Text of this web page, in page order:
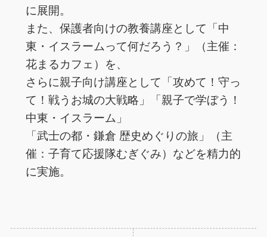
に展開。
また、保護者向けの教養講座として「中
東・イスラームって何だろう？」（主催：
花まるカフェ）を、
さらに親子向け講座として「攻めて！守っ
て！戦うお城の大戦略」「親子で学ぼう！
中東・イスラーム」
「武士の都・鎌倉 歴史めぐりの旅」（主
催：子育て応援隊むぎぐみ）などを精力的
に実施。